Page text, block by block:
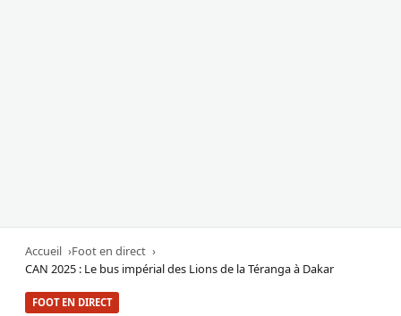
Accueil
Foot en direct
CAN 2025 : Le bus impérial des Lions de la Téranga à Dakar
FOOT EN DIRECT